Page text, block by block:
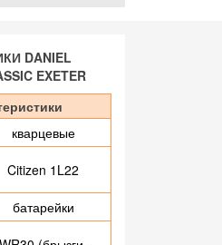
DANIEL
EXETER
кварцевые
Citizen 1L22
батарейки